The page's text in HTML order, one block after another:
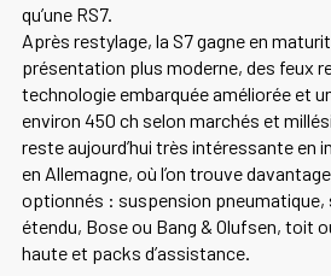
qu’une RS7.
Après restylage, la S7 gagne en
présentation plus moderne, des feux
technologie embarquée améliorée et
environ 450 ch selon marchés et
reste aujourd’hui très intéressante
en Allemagne, où l’on trouve
optionnés : suspension pneumatique,
étendu, Bose ou Bang & Olufsen, toit
haute et packs d’assistance.